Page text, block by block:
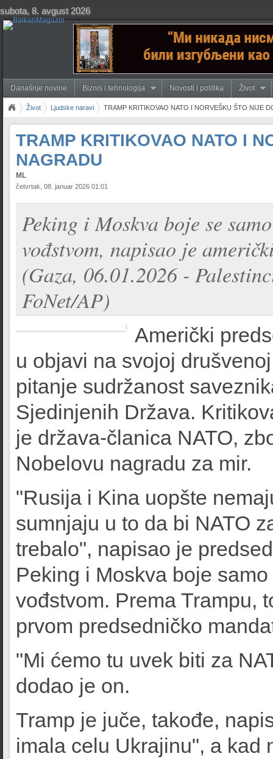
subota, 8. avgust 2026
Današnje novine Biznis i tehnologija Novosti i politika Život
Život Ljudske naravi TRAMP KRITIKOVAO NATO I NORVEŠKU ŠTO NIJE
TRAMP KRITIKOVAO NATO I
NAGRADU
ML
četvrtak, 08. januar 2026 01:01
Peking i Moskva boje se
vođstvom, napisao je
(Gaza, 06.01.2026 -
FoNet/AP)
Američki
u objavi na svojoj
pitanje sudržanost
Sjedinjenih Država.
je država-članica NATO,
Nobelovu nagradu za mir.
"Rusija i Kina uopšte
sumnjaju u to da bi NATO
trebalo", napisao je
Peking i Moskva boje
vođstvom. Prema Trampu,
prvom predsedničko
"Mi ćemo tu uvek biti za
dodao je on.
Tramp je juče, takođe,
imala celu Ukrajinu", a kad